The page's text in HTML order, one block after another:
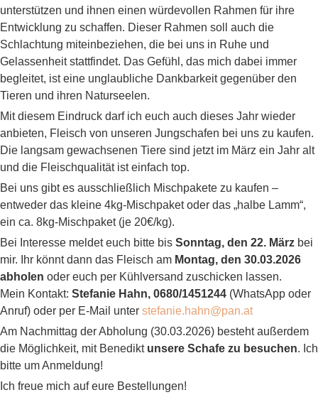
unterstützen und ihnen einen würdevollen Rahmen für ihre
Entwicklung zu schaffen. Dieser Rahmen soll auch die
Schlachtung miteinbeziehen, die bei uns in Ruhe und
Gelassenheit stattfindet. Das Gefühl, das mich dabei immer
begleitet, ist eine unglaubliche Dankbarkeit gegenüber den
Tieren und ihren Naturseelen.
Mit diesem Eindruck darf ich euch auch dieses Jahr wieder
anbieten, Fleisch von unseren Jungschafen bei uns zu kaufen.
Die langsam gewachsenen Tiere sind jetzt im März ein Jahr alt
und die Fleischqualität ist einfach top.
Bei uns gibt es ausschließlich Mischpakete zu kaufen –
entweder das kleine 4kg-Mischpaket oder das „halbe Lamm“,
ein ca. 8kg-Mischpaket (je 20€/kg).
Bei Interesse meldet euch bitte bis Sonntag, den 22. März bei
mir. Ihr könnt dann das Fleisch am Montag, den 30.03.2026
abholen oder euch per Kühlversand zuschicken lassen.
Mein Kontakt: Stefanie Hahn, 0680/1451244 (WhatsApp oder
Anruf) oder per E-Mail unter stefanie.hahn@pan.at
Am Nachmittag der Abholung (30.03.2026) besteht außerdem
die Möglichkeit, mit Benedikt unsere Schafe zu besuchen. Ich
bitte um Anmeldung!
Ich freue mich auf eure Bestellungen!